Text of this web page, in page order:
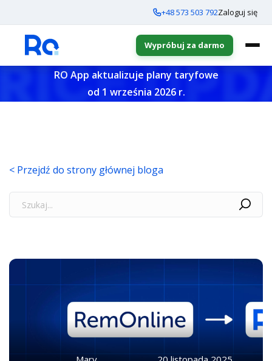
+48 573 503 792Zaloguj się
Wypróbuj za darmo
RO App aktualizuje plany taryfowe
od 1 września 2026 r.
< Przejdź do strony głównej bloga